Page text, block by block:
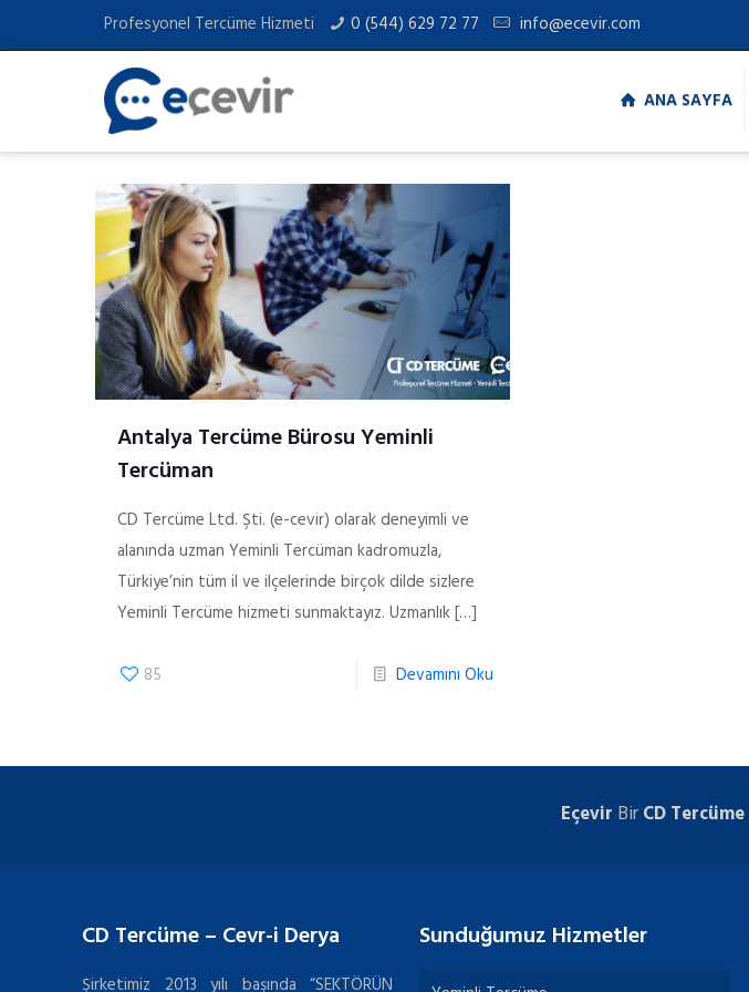
Profesyonel Tercüme Hizmeti 0 (544) 629 72 77 info@ecevir.com
ANA SAYFA
Antalya Tercüme Bürosu Yeminli
Tercüman
CD Tercüme Ltd. Şti. (e-cevir) olarak deneyimli ve
alanında uzman Yeminli Tercüman kadromuzla,
Türkiye’nin tüm il ve ilçelerinde birçok dilde sizlere
Yeminli Tercüme hizmeti sunmaktayız. Uzmanlık[…]
85 Devamını Oku
Eçevir BirCD Tercüme
CD Tercüme – Cevr-i Derya
Şirketimiz 2013 yılı başında “SEKTÖRÜN
Sunduğumuz Hizmetler